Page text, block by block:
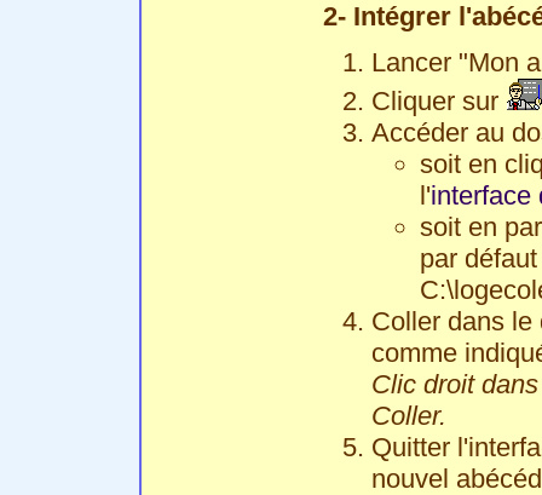
2- Intégrer
Lancer "Mon
Cliquer sur
Accéder au
soit en
l'interface
soit en
par défaut
Coller dans le
comme
Clic droit
Coller.
Quitter
nouvel